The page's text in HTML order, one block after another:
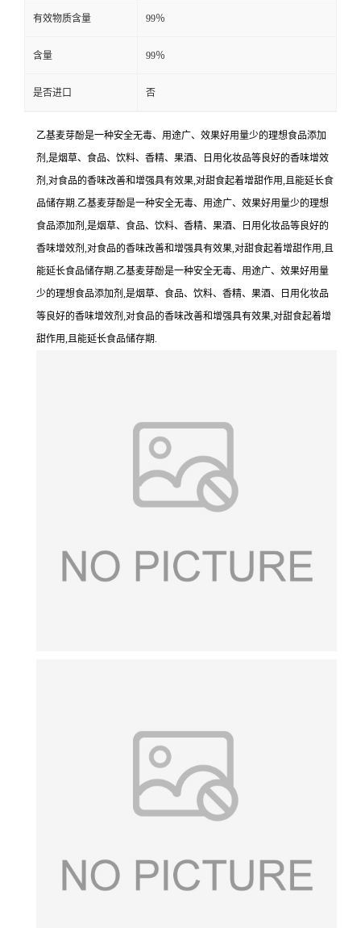
有效物质含量 99％
含量 99％
是否进口 否
乙基麦芽酚是一种安全无毒、用途广、效果好用量少的理想食品添加
剂,是烟草、食品、饮料、香精、果酒、日用化妆品等良好的香味增效
剂,对食品的香味改善和增强具有效果,对甜食起着增甜作用,且能延长食
品储存期.乙基麦芽酚是一种安全无毒、用途广、效果好用量少的理想
食品添加剂,是烟草、食品、饮料、香精、果酒、日用化妆品等良好的
香味增效剂,对食品的香味改善和增强具有效果,对甜食起着增甜作用,且
能延长食品储存期.乙基麦芽酚是一种安全无毒、用途广、效果好用量
少的理想食品添加剂,是烟草、食品、饮料、香精、果酒、日用化妆品
等良好的香味增效剂,对食品的香味改善和增强具有效果,对甜食起着增
甜作用,且能延长食品储存期.